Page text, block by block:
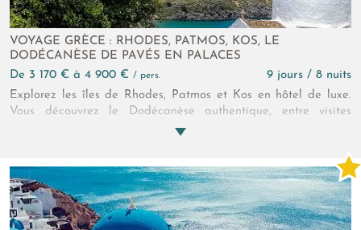
VOYAGE GRÈCE : RHODES, PATMOS, KOS, LE
DODÉCANÈSE DE PAVÉS EN PALACES
de 3 170 € à 4 900 € / pers.
9 jours / 8 nuits
Explorez les îles de Rhodes, Patmos et Kos en hôtel de luxe.
Vous découvrez le Dodécanèse authentique, entre visites
exclusives et paysages à couper le souffle.